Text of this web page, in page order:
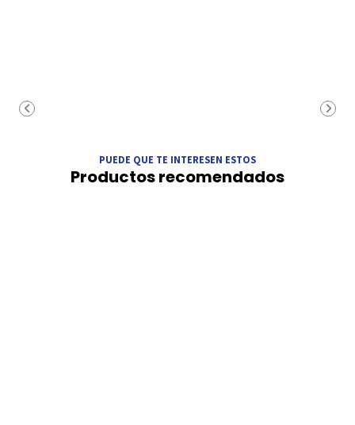
PUEDE QUE TE INTERESEN ESTOS
Productos recomendados